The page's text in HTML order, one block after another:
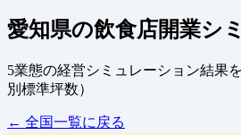
愛知県の飲食店開業シ
5業態の経営シミュレーション結果
別標準坪数）
← 全国一覧に戻る